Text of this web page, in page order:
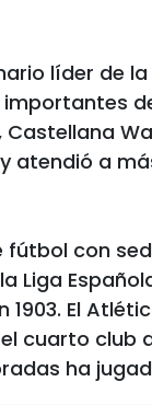
líder de
atendió a
con
Liga
El
cuarto club
ha